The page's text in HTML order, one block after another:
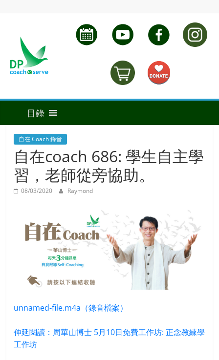
自在 Coach 錄音
自在coach 686: 學生自主學
習，老師從旁協助。
08/03/2020 Raymond
unnamed-file.m4a（錄音檔案）
伸延閱讀：周華山博士 5月10日免費工作坊: 正念教練學
工作坊